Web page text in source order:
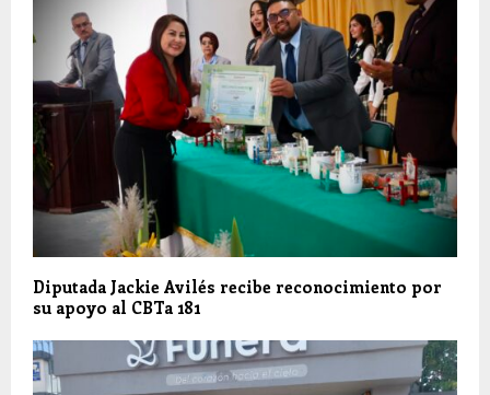
Diputada Jackie Avilés recibe reconocimiento por
su apoyo al CBTa 181